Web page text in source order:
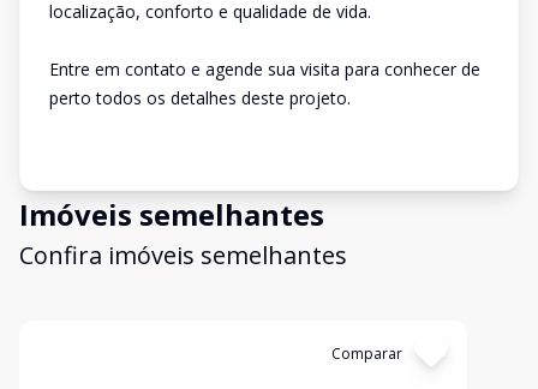
localização, conforto e qualidade de vida.
Entre em contato e agende sua visita para conhecer de
perto todos os detalhes deste projeto.
Imóveis semelhantes
Confira imóveis semelhantes
Comparar